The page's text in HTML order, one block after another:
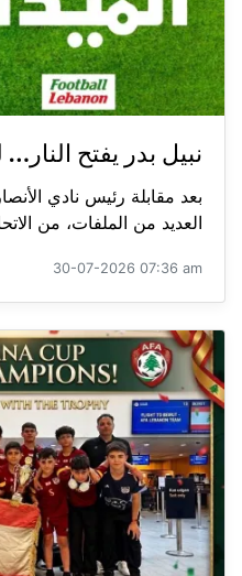
نبيل بدر يفتح
بعد مقابلة رئيس نادي
العديد من الملفات، من
30-07-2026 07:36 am